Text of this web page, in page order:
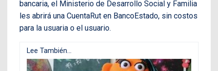
bancaria, el Ministerio de Desarrollo Social y Familia
les abrirá una CuentaRut en BancoEstado, sin costos
para la usuaria o el usuario.
Lee También...